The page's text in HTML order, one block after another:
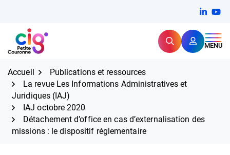
contenu
CIG Petite Couronne RechercherMENU
Expertise et proximité pour
Accueil
Publications et ressources
La revue Les Informations Administratives et
Juridiques (IAJ)
IAJ octobre 2020
Détachement d’office en cas d’externalisation des
missions : le dispositif réglementaire